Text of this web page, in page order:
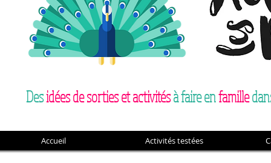
Desidées de sorties et activitésà faire enfamille
Accueil Activités testées